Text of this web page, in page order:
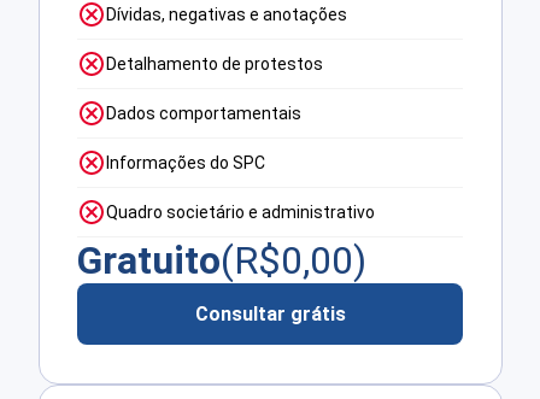
Dívidas, negativas e anotações
Detalhamento de protestos
Dados comportamentais
Informações do SPC
Quadro societário e administrativo
Gratuito(R$0,00)
Consultar grátis